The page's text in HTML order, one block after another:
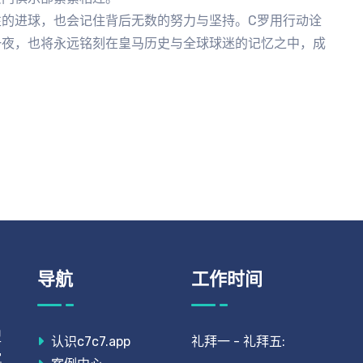
进球，也会记住背后无数的努力与坚持。C罗用行动诠
，也将永远铭刻在皇马历史与全球球迷的记忆之中，成
导航
认识c7c7.app
工作时间
礼拜一 - 礼拜五: